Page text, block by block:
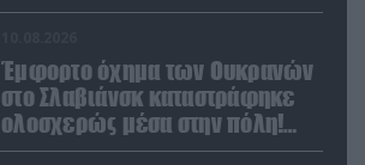
Μέση Ανατολή (βίντεο)
Έμφορτο όχημα των Ουκρανών
στο Σλαβιάνσκ καταστράφηκε
ολοσχερώς μέσα στην πόλη!
(βίντεο)